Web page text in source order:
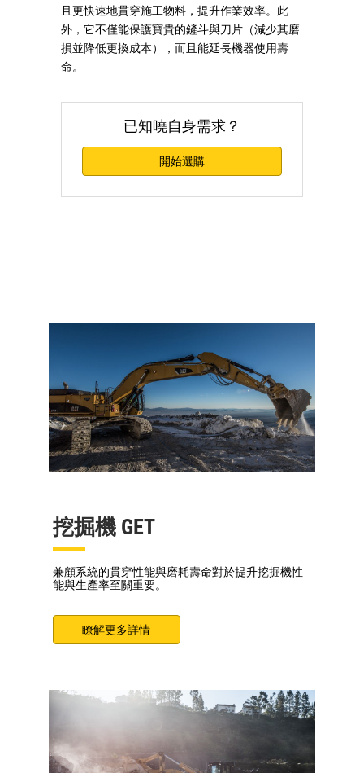
且更快速地貫穿施工物料，提升作業效率。此
外，它不僅能保護寶貴的鏟斗與刀片（減少其磨
損並降低更換成本），而且能延長機器使用壽
命。
已知曉自身需求？
開始選購
挖掘機 GET
兼顧系統的貫穿性能與磨耗壽命對於提升挖掘機性
能與生產率至關重要。
瞭解更多詳情